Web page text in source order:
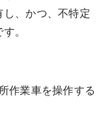
、かつ、不特定
。
作業車を操作する